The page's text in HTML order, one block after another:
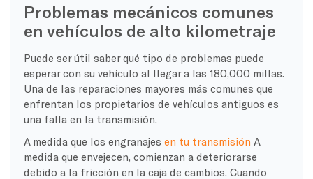
Problemas mecánicos comunes
en vehículos de alto kilometraje
Puede ser útil saber qué tipo de problemas puede
esperar con su vehículo al llegar a las 180,000 millas.
Una de las reparaciones mayores más comunes que
enfrentan los propietarios de vehículos antiguos es
una falla en la transmisión.
A medida que los engranajes en tu transmisión A
medida que envejecen, comienzan a deteriorarse
debido a la fricción en la caja de cambios. Cuando